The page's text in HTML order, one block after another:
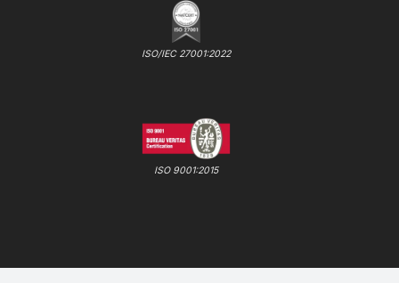
ISO/IEC 27001:2022
ISO 9001:2015